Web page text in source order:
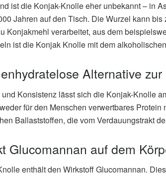
ist die Konjak-Knolle eher unbekannt – in
Jahren auf den Tisch. Die Wurzel kann
Konjakmehl verarbeitet, aus dem
ist die Konjak Knolle mit dem
Alternative
Konsistenz lässt sich die Konjak-Knolle
für den Menschen verwertbares
Ballaststoffen, die vom Verdauungstrakt
Glucomannan auf dem
enthält den Wirkstoff Glucomannan.